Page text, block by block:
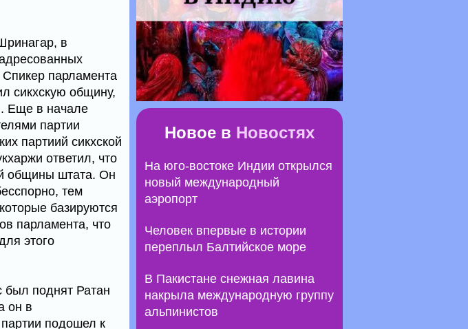
в
парламента
сикхскую общину,
Еще в начале
партии
партиий сикхской
ответил, что
общины штата. Он
тем
базируются
парламента, что
этого
был поднят Ратан
он в
подошел к
Новое в Новостях
На юго-востоке Индии открылся
новый международный
аэропорт
Человек впервые в истории
переплыл Балтийское море
В Пакистане снежная лавина
накрыла международную группу
альпинистов